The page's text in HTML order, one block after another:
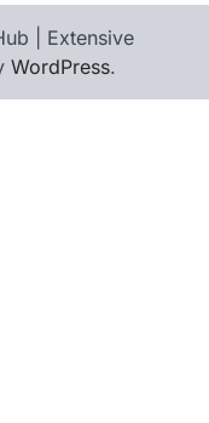
| Extensive
WordPress.